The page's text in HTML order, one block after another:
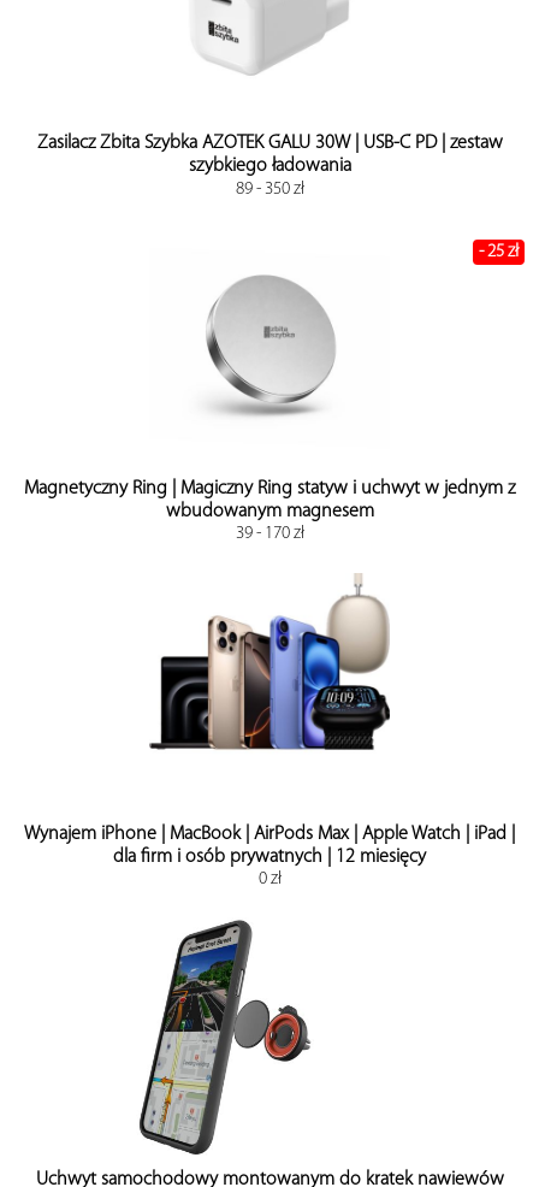
Zasilacz Zbita Szybka AZOTEK GALU 30W | USB-C PD | zestaw
szybkiego ładowania
89 - 350 zł
- 25 zł
Magnetyczny Ring | Magiczny Ring statyw i uchwyt w jednym z
wbudowanym magnesem
39 - 170 zł
Wynajem iPhone | MacBook | AirPods Max | Apple Watch | iPad |
dla firm i osób prywatnych | 12 miesięcy
0 zł
Uchwyt samochodowy montowanym do kratek nawiewów